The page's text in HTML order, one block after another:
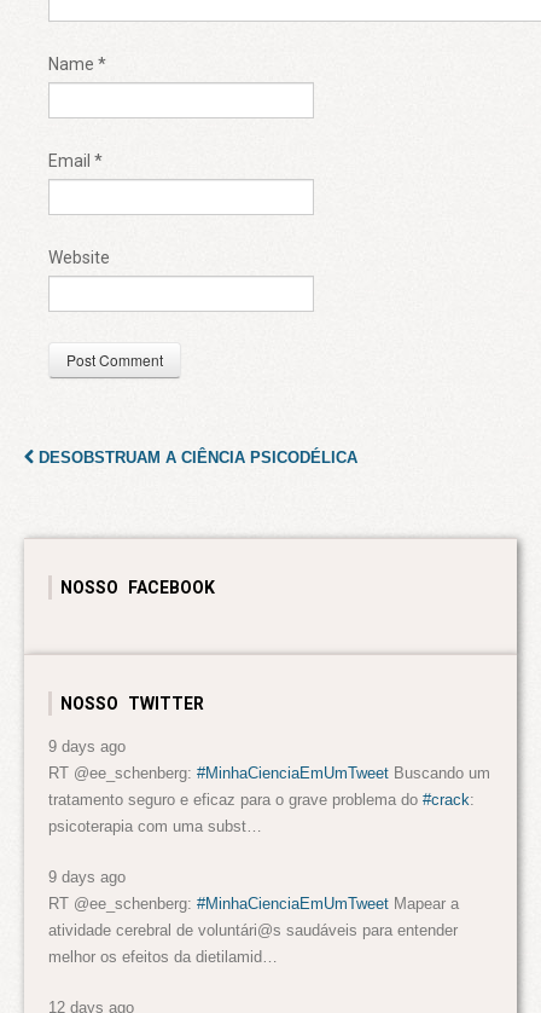
Name *
Email *
Website
DESOBSTRUAM A CIÊNCIA PSICODÉLICA
NOSSO FACEBOOK
NOSSO TWITTER
9 days ago
RT @ee_schenberg: #MinhaCienciaEmUmTweet Buscando um
tratamento seguro e eficaz para o grave problema do #crack:
psicoterapia com uma subst…
9 days ago
RT @ee_schenberg: #MinhaCienciaEmUmTweet Mapear a
atividade cerebral de voluntári@s saudáveis para entender
melhor os efeitos da dietilamid…
12 days ago